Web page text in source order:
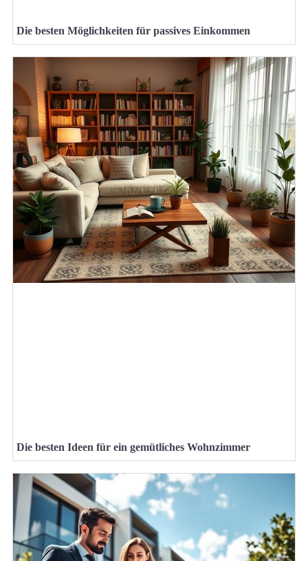
Die besten Möglichkeiten für passives Einkommen
Die besten Ideen für ein gemütliches Wohnzimmer